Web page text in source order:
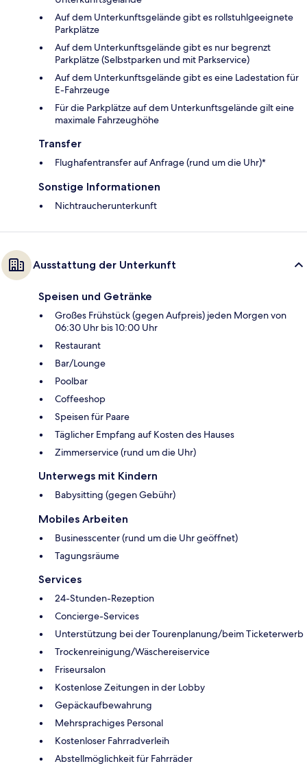
Auf dem Unterkunftsgelände gibt es rollstuhlgeeignete
Parkplätze
Auf dem Unterkunftsgelände gibt es nur begrenzt
Parkplätze (Selbstparken und mit Parkservice)
Auf dem Unterkunftsgelände gibt es eine Ladestation für
E-Fahrzeuge
Für die Parkplätze auf dem Unterkunftsgelände gilt eine
maximale Fahrzeughöhe
Transfer
Flughafentransfer auf Anfrage (rund um die Uhr)*
Sonstige Informationen
Nichtraucherunterkunft
Ausstattung der Unterkunft
Speisen und Getränke
Großes Frühstück (gegen Aufpreis) jeden Morgen von
06:30 Uhr bis 10:00 Uhr
Restaurant
Bar/Lounge
Poolbar
Coffeeshop
Speisen für Paare
Täglicher Empfang auf Kosten des Hauses
Zimmerservice (rund um die Uhr)
Unterwegs mit Kindern
Babysitting (gegen Gebühr)
Mobiles Arbeiten
Businesscenter (rund um die Uhr geöffnet)
Tagungsräume
Services
24-Stunden-Rezeption
Concierge-Services
Unterstützung bei der Tourenplanung/beim Ticketerwerb
Trockenreinigung/Wäschereiservice
Friseursalon
Kostenlose Zeitungen in der Lobby
Gepäckaufbewahrung
Mehrsprachiges Personal
Kostenloser Fahrradverleih
Abstellmöglichkeit für Fahrräder